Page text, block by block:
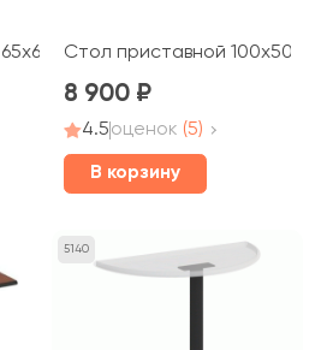
Дин-Р
Стол приставной
8 900
4.5оценок (5)
В корзину
5140